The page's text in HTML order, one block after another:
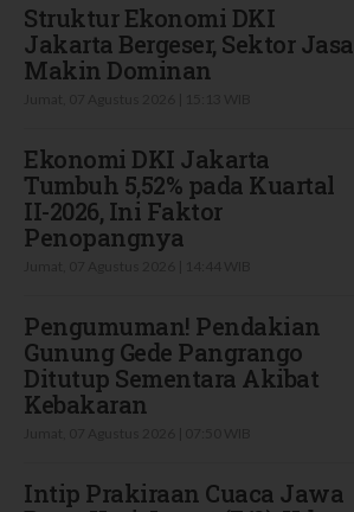
Struktur Ekonomi DKI
Jakarta Bergeser, Sektor Jasa
Makin Dominan
Ekonomi DKI Jakarta
Tumbuh 5,52% pada Kuartal
II-2026, Ini Faktor
Penopangnya
Pengumuman! Pendakian
Gunung Gede Pangrango
Ditutup Sementara Akibat
Kebakaran
Intip Prakiraan Cuaca Jawa